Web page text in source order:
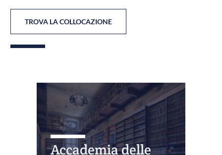
TROVA LA COLLOCAZIONE
Accademia delle